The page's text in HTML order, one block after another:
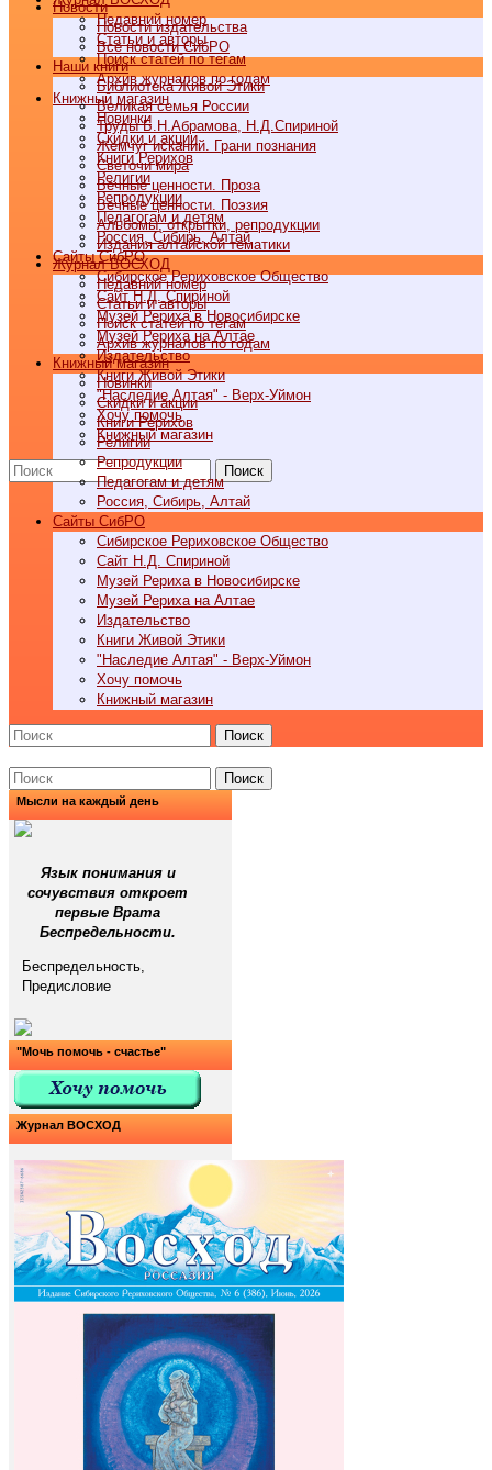
Недавний номер
Статьи и авторы
Поиск статей по тегам
Архив журналов по годам
Книжный магазин
Новинки
Скидки и акции
Книги Рерихов
Религии
Репродукции
Педагогам и детям
Россия, Сибирь, Алтай
Cайты СибРО
Сибирское Рериховское Общество
Сайт Н.Д. Спириной
Музей Рериха в Новосибирске
Музей Рериха на Алтае
Издательство
Книги Живой Этики
"Наследие Алтая" - Верх-Уймон
Хочу помочь
Книжный магазин
Поиск
Новости
Новости издательства
Все новости СибРО
Наши книги
Библиотека Живой Этики
Великая семья России
Труды Б.Н.Абрамова, Н.Д.Спириной
Жемчуг исканий. Грани познания
Светочи мира
Вечные ценности. Проза
Вечные ценности. Поэзия
Альбомы, открытки, репродукции
Издания алтайской тематики
Журнал ВОСХОД
Недавний номер
Статьи и авторы
Поиск статей по тегам
Архив журналов по годам
Книжный магазин
Новинки
Скидки и акции
Книги Рерихов
Религии
Репродукции
Педагогам и детям
Россия, Сибирь, Алтай
Cайты СибРО
Сибирское Рериховское Общество
Сайт Н.Д. Спириной
Музей Рериха в Новосибирске
Музей Рериха на Алтае
Издательство
Книги Живой Этики
"Наследие Алтая" - Верх-Уймон
Хочу помочь
Книжный магазин
Поиск
Поиск
Мысли на каждый день
Язык понимания и
сочувствия откроет
первые Врата
Беспредельности.
Беспредельность,
Предисловие
"Мочь помочь - счастье"
Журнал ВОСХОД